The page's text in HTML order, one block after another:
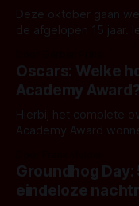
Deze oktober gaan
de afgelopen 15 jaar.
Oscars: Welke
Academy
Hierbij het complete
Academy Award
Groundhog
eindeloze